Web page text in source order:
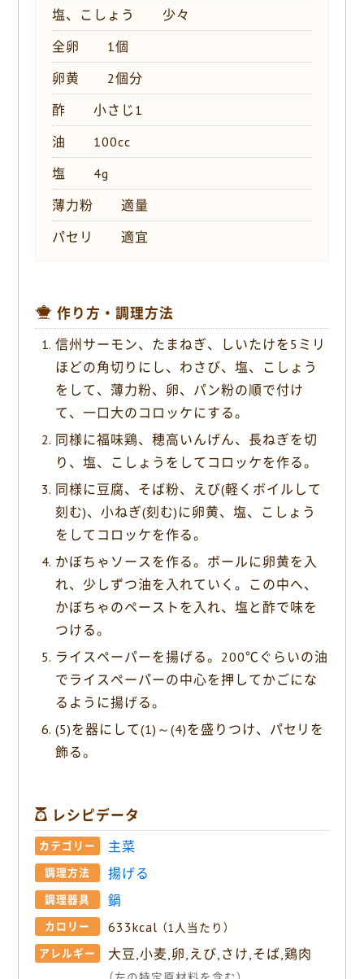
塩、こしょう 少々
全卵 1個
卵黄 2個分
酢 小さじ1
油 100cc
塩 4g
薄力粉 適量
パセリ 適宜
作り方・調理方法
信州サーモン、たまねぎ、しいたけを5ミリ
ほどの角切りにし、わさび、塩、こしょう
をして、薄力粉、卵、パン粉の順で付け
て、一口大のコロッケにする。
同様に福味鶏、穂高いんげん、長ねぎを切
り、塩、こしょうをしてコロッケを作る。
同様に豆腐、そば粉、えび(軽くボイルして
刻む)、小ねぎ(刻む)に卵黄、塩、こしょう
をしてコロッケを作る。
かぼちゃソースを作る。ボールに卵黄を入
れ、少しずつ油を入れていく。この中へ、
かぼちゃのペーストを入れ、塩と酢で味を
つける。
ライスペーパーを揚げる。200℃ぐらいの油
でライスペーパーの中心を押してかごにな
るように揚げる。
(5)を器にして(1)～(4)を盛りつけ、パセリを
飾る。
レシピデータ
カテゴリー 主菜
調理方法 揚げる
調理器具 鍋
カロリー 633kcal （1人当たり）
アレルギー 大豆,小麦,卵,えび,さけ,そば,鶏肉